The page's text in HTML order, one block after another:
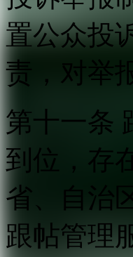
置公众投
责，对举
第十一条
到位，存
省、自治
跟帖管理